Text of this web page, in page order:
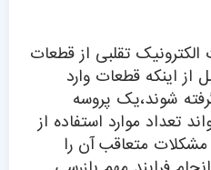
تقلبی از قطعات
از اینکه قطعات وارد
شوند،یک پروسه
تعداد موارد استفاده از
متعاقب آن را